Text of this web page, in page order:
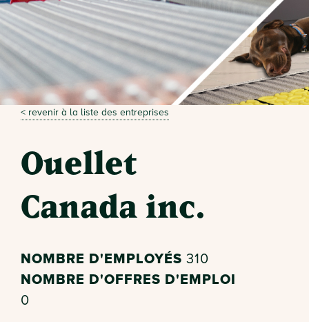
< revenir à la liste des entreprises
Ouellet
Canada inc.
NOMBRE D'EMPLOYÉS 310
NOMBRE D'OFFRES D'EMPLOI
0